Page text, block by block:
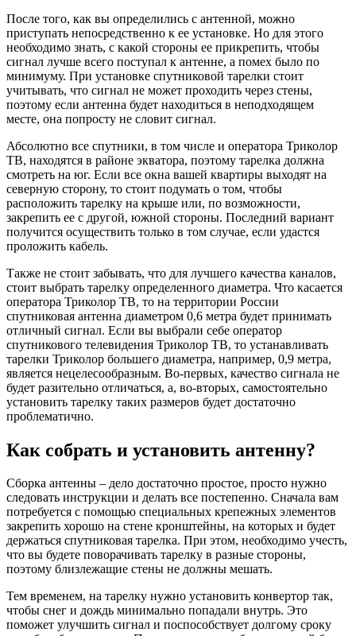
После того, как вы определились с антенной, можно
приступать непосредственно к ее установке. Но для этого
необходимо знать, с какой стороны ее прикрепить, чтобы
сигнал лучше всего поступал к антенне, а помех было по
минимуму. При установке спутниковой тарелки стоит
учитывать, что сигнал не может проходить через стены,
поэтому если антенна будет находиться в неподходящем
месте, она попросту не словит сигнал.
Абсолютно все спутники, в том числе и оператора Триколор
ТВ, находятся в районе экватора, поэтому тарелка должна
смотреть на юг. Если все окна вашей квартиры выходят на
северную сторону, то стоит подумать о том, чтобы
расположить тарелку на крыше или, по возможности,
закрепить ее с другой, южной стороны. Последний вариант
получится осуществить только в том случае, если удастся
проложить кабель.
Также не стоит забывать, что для лучшего качества каналов,
стоит выбрать тарелку определенного диаметра. Что касается
оператора Триколор ТВ, то на территории России
спутниковая антенна диаметром 0,6 метра будет принимать
отличный сигнал. Если вы выбрали себе оператор
спутникового телевидения Триколор ТВ, то устанавливать
тарелки Триколор большего диаметра, например, 0,9 метра,
является нецелесообразным. Во-первых, качество сигнала не
будет разительно отличаться, а, во-вторых, самостоятельно
установить тарелку таких размеров будет достаточно
проблематично.
Как собрать и установить антенну?
Сборка антенны – дело достаточно простое, просто нужно
следовать инструкции и делать все постепенно. Сначала вам
потребуется с помощью специальных крепежных элементов
закрепить хорошо на стене кронштейны, на которых и будет
держаться спутниковая тарелка. При этом, необходимо учесть,
что вы будете поворачивать тарелку в разные стороны,
поэтому близлежащие стены не должны мешать.
Тем временем, на тарелку нужно установить конвертор так,
чтобы снег и дождь минимально попадали внутрь. Это
поможет улучшить сигнал и поспособствует долгому сроку